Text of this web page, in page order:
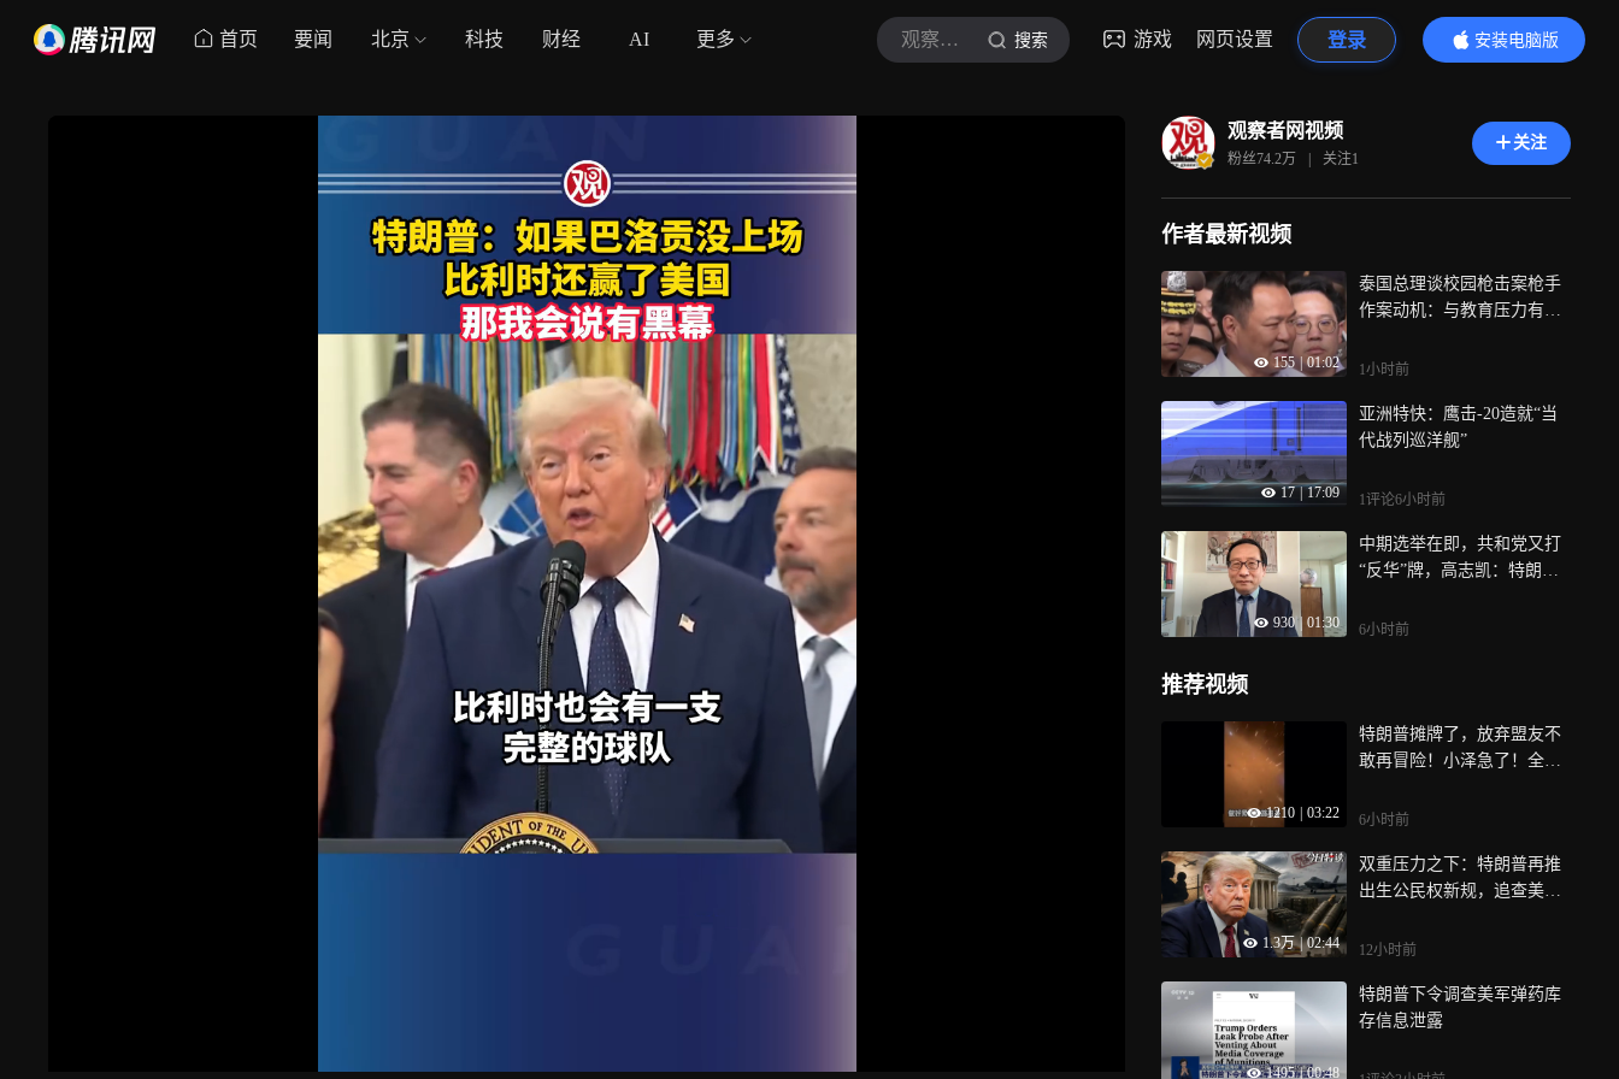
首页 要闻 北京 科技 财经 AI 更多 观察者网视频 搜索 游戏 网页设置 登录
安装电脑版
内容更精彩
观察者网视频
粉丝74.2万 | 关注1
关注
作者最新视频
155 | 01:02
泰国总理谈校园枪击案枪手
作案动机：与教育压力有
他很严格
1小时前
17 | 17:09
亚洲特快：鹰击-20造就“当
代战列巡洋舰”
1评论6小时前
930 | 01:30
中期选举在即，共和党又打
“反华”牌，高志凯：特朗普
会不会变是另一回事，我们
6小时前
推荐视频
1210 03:22
特朗普摊牌了，放弃盟友不
敢再冒险！小泽急了！全球
6小时前
1.3万 | 02:44
双重压力之下：特朗普再推
出生公民权新规，追查美军
12小时前
1495 | 00:48
特朗普下令调查美军弹药库
存信息泄露